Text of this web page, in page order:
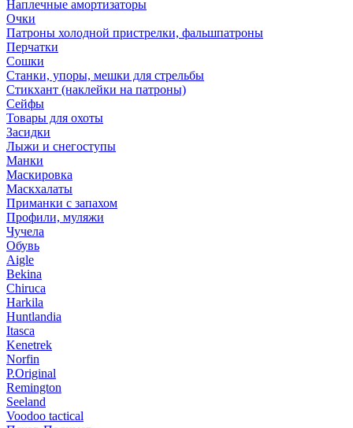
Наплечные амортизаторы
Очки
Патроны холодной пристрелки, фальшпатроны
Перчатки
Сошки
Станки, упоры, мешки для стрельбы
Стикхант (наклейки на патроны)
Сейфы
Товары для охоты
Засидки
Лыжи и снегоступы
Манки
Маскировка
Маскхалаты
Приманки с запахом
Профили, муляжи
Чучела
Обувь
Aigle
Bekina
Chiruсa
Harkila
Huntlandia
Itasca
Kenetrek
Norfin
P.Original
Remington
Seeland
Voodoo tactical